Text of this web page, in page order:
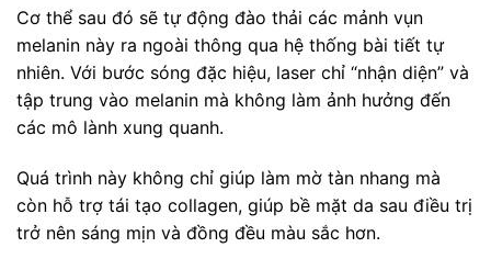
Cơ thể sau đó sẽ tự động đào thải các mảnh vụn
melanin này ra ngoài thông qua hệ thống bài tiết tự
nhiên. Với bước sóng đặc hiệu, laser chỉ “nhận diện” và
tập trung vào melanin mà không làm ảnh hưởng đến
các mô lành xung quanh.
Quá trình này không chỉ giúp làm mờ tàn nhang mà
còn hỗ trợ tái tạo collagen, giúp bề mặt da sau điều trị
trở nên sáng mịn và đồng đều màu sắc hơn.